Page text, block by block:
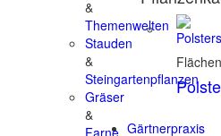
&
Themenwelten
Stauden
&
Steingartenpflanzen
Gräser
&
Gärtnerpraxis